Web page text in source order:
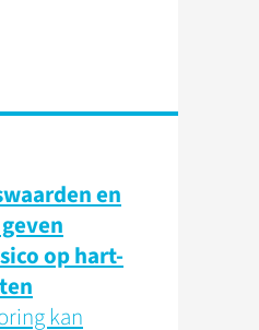
en
op hart-
kan